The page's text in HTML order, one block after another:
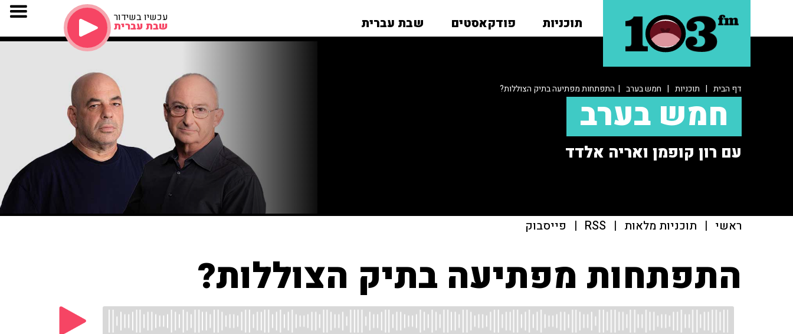
תוכניות פודקאסטים שבת עברית עכשיו בשידור
שבת עברית
דף הבית | תוכניות | חמש בערב | התפתחות מפתיעה בתיק הצוללות?
חמש בערב
עם רון קופמן ואריה אלדד
ראשי | תוכניות מלאות |
RSS
| פייסבוק
התפתחות מפתיעה בתיק הצוללות?